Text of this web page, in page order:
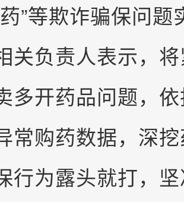
”等欺诈骗保问
关负责人表示，
多开药品问题，
常购药数据，深
行为露头就打，